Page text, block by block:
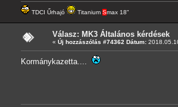
TDCI Űrhajó Titanium Smax 18"
Válasz: MK3 Általános kérdések
« Új hozzászólás #74362 Dátum:
Kormánykazetta....